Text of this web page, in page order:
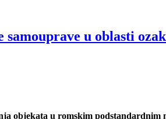
u oblasti
objekata u romskim podstandardnim